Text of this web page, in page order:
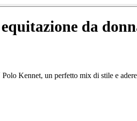
da
Kennet, un perfetto mix di stile e